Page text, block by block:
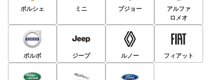
ポルシェ ミニ プジョー
アルファ
ロメオ
ボルボ ジープ ルノー フィアット